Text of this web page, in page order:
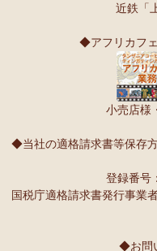
近鉄「
◆アフリカフ
小売店様
◆当社の適格請求書等保存
登録番号
国税庁適格請求書発行事業
◆お問